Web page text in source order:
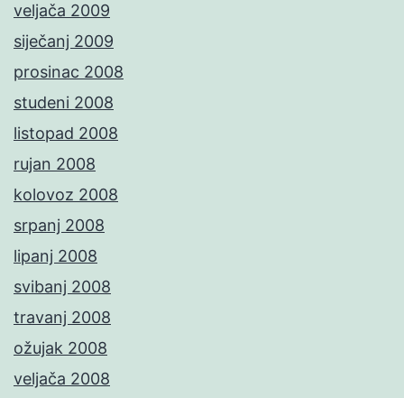
veljača 2009
siječanj 2009
prosinac 2008
studeni 2008
listopad 2008
rujan 2008
kolovoz 2008
srpanj 2008
lipanj 2008
svibanj 2008
travanj 2008
ožujak 2008
veljača 2008